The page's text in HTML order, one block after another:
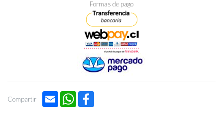
Formas de pago
Compartir Email WhatsApp